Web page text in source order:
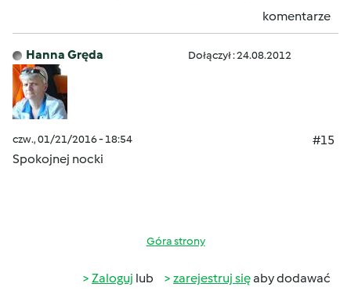
komentarze
Hanna Gręda Dołączył : 24.08.2012
czw., 01/21/2016 - 18:54
#15
Spokojnej nocki
Góra strony
Zaloguj lub zarejestruj sięaby dodawać